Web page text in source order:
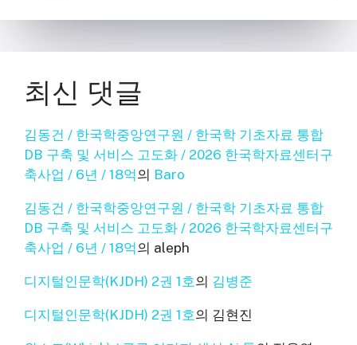
최신 댓글
김동건 / 한국학중앙연구원 / 한국학 기초자료 통합
DB 구축 및 서비스 고도화 / 2026 한국학자료센터구
축사업 / 6년 / 18억의 Baro
김동건 / 한국학중앙연구원 / 한국학 기초자료 통합
DB 구축 및 서비스 고도화 / 2026 한국학자료센터구
축사업 / 6년 / 18억의 aleph
디지털인문학(KJDH) 2권 1호의 김병준
디지털인문학(KJDH) 2권 1호의 김현진